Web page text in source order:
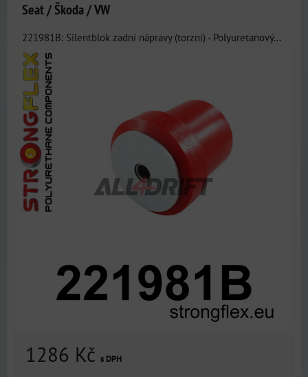
Seat / Škoda / VW
221981B: Silentblok zadní nápravy (torzní) - Polyuretanový...
1286 Kč s DPH